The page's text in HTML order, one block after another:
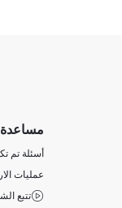
مساعدة
أسئلة تم
عمليات
تتبع